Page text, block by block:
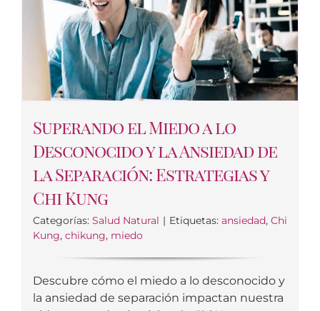
Superando el Miedo a lo
Desconocido y la Ansiedad de
la Separación: Estrategias y
Chi Kung
Categorías: Salud Natural | Etiquetas: ansiedad, Chi
Kung, chikung, miedo
Descubre cómo el miedo a lo desconocido y
la ansiedad de separación impactan nuestra